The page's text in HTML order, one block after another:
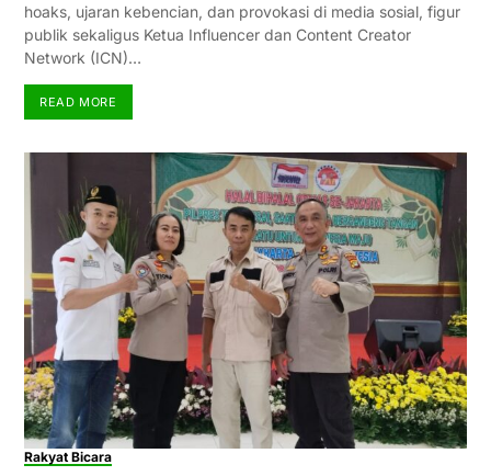
hoaks, ujaran kebencian, dan provokasi di media sosial, figur
publik sekaligus Ketua Influencer dan Content Creator
Network (ICN)…
READ MORE
Rakyat Bicara